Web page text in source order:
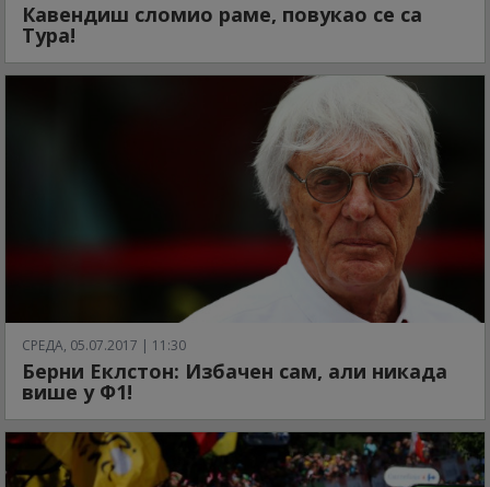
Кавендиш сломио раме, повукао се са
Тура!
СРЕДА, 05.07.2017 | 11:30
Берни Еклстон: Избачен сам, али никада
више у Ф1!